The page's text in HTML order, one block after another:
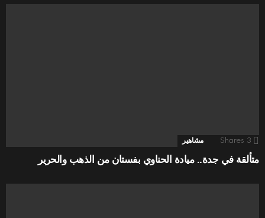
3
Shares مشاهير
متألقة في جدة.. ميادة الحناوي بفستان من الذهب والحرير